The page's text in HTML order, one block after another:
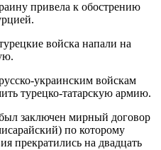
привела к обострению
войска напали на
украинским войскам
турецко-татарскую армию.
заключен мирный договор
по которому
прекратились на двадцать